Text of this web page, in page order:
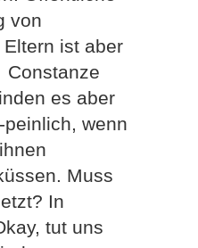
von
ist aber
es aber
wenn
Muss
In
tut uns